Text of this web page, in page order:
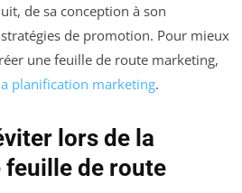
de sa conception à son
de promotion. Pour mieux
une feuille de route marketing,
planification marketing.
lors de la
feuille de route